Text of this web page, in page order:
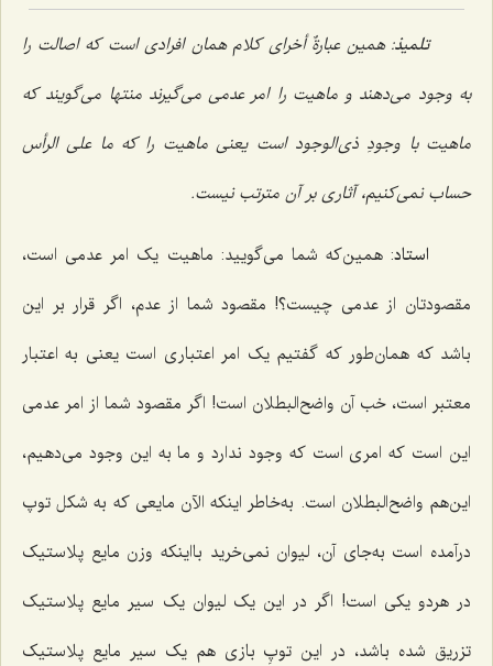
تلمیذ: همین عبارةٌ أخرایکلام همان افرادی است که اصالت را
به وجود می‌دهند و ماهیت را امر عدمی می‌گیرند منتها می‌گویند که
ماهیت با وجودِ ذی‌الوجود است یعنی ماهیت را که ما علی الرأس
حساب نمی‌کنیم، آثاری بر آن مترتب نیست.
استاد: همین‌که شما می‌گویید: ماهیت یک امر عدمی است،
مقصودتان از عدمی چیست؟! مقصود شما از عدم، اگر قرار بر این
باشد که همان‌طور که گفتیم یک امر اعتباری است یعنی به اعتبار
معتبر است، خب آن واضح‌البطلان است! اگر مقصود شما از امر عدمی
این است که امری است که وجود ندارد و ما به این وجود می‌دهیم،
این‌هم واضح‌البطلان است. به‌خاطر اینکه الآن مایعی که به شکل توپ
درآمده است به‌جای آن، لیوان نمی‌خرید بااینکه وزن مایع پلاستیک
در هردو یکی است! اگر در این یک لیوان یک سیر مایع پلاستیک
تزریق شده باشد، در این توپِ بازی هم یک سیر مایع پلاستیک